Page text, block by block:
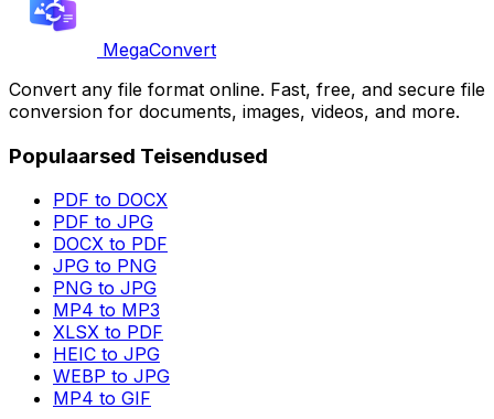
MegaConvert
Convert any file format online. Fast, free, and secure file
conversion for documents, images, videos, and more.
Populaarsed Teisendused
PDF to DOCX
PDF to JPG
DOCX to PDF
JPG to PNG
PNG to JPG
MP4 to MP3
XLSX to PDF
HEIC to JPG
WEBP to JPG
MP4 to GIF